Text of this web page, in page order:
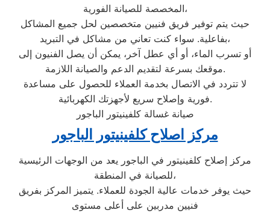
المخصصة للصيانة الفورية،
حيث يتم توفير فريق فنيين متخصصين لحل جميع المشاكل
بفاعلية. سواء كنت تعاني من مشاكل في التبريد،
أو تسرب الماء، أو أي عطل آخر، يمكن أن يصل الفنيون إلى
موقعك بسرعة لتقديم الدعم والصيانة اللازمة.
لا تتردد في الاتصال بخدمة العملاء للحصول على مساعدة
فورية وإصلاح سريع لأجهزتك الكهربائية.
صيانة غسالة كلفينيتور الباجور
مركز اصلاح كلفينيتور الباجور
مركز إصلاح كلفينيتور في الباجور يعد من الوجهات الرئيسية
للصيانة في المنطقة،
حيث يوفر خدمات عالية الجودة للعملاء. يتميز المركز بفريق
فنيين مدربين على أعلى مستوى